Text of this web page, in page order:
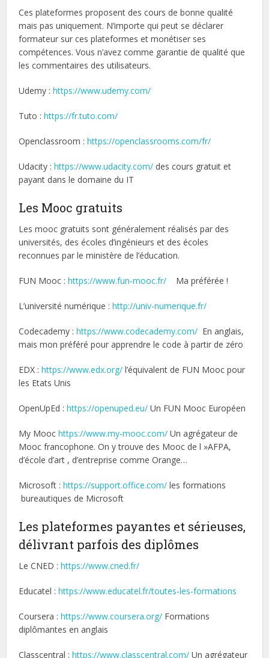
Ces plateformes proposent des cours de bonne qualité
mais pas uniquement. N’importe qui peut se déclarer
formateur sur ces plateformes et monétiser ses
compétences. Vous n’avez comme garantie de qualité que
les commentaires des utilisateurs.
Udemy :https://www.udemy.com/
Tuto :https://fr.tuto.com/
Openclassroom :https://openclassrooms.com/fr/
Udacity :https://www.udacity.com/ des cours gratuit et
payant dans le domaine du IT
Les Mooc gratuits
Les mooc gratuits sont généralement réalisés par des
universités, des écoles d’ingénieurs et des écoles
reconnues par le ministère de l’éducation.
FUN Mooc :https://www.fun-mooc.fr/ Ma préférée !
L’université numérique :http://univ-numerique.fr/
Codecademy :https://www.codecademy.com/ En anglais,
mais mon préféré pour apprendre le code à partir de zéro
EDX :https://www.edx.org/ l’équivalent de FUN Mooc pour
les Etats Unis
OpenUpEd :https://openuped.eu/ Un FUN Mooc Européen
My Moochttps://www.my-mooc.com/ Un agrégateur de
Mooc francophone. On y trouve des Mooc de l »AFPA,
d’école d’art , d’entreprise comme Orange…
Microsoft :https://support.office.com/ les formations
bureautiques de Microsoft
Les plateformes payantes et sérieuses,
délivrant parfois des diplômes
Le CNED :https://www.cned.fr/
Educatel :https://www.educatel.fr/toutes-les-formations
Coursera :https://www.coursera.org/ Formations
diplômantes en anglais
Classcentral :https://www.classcentral.com/ Un agrégateur